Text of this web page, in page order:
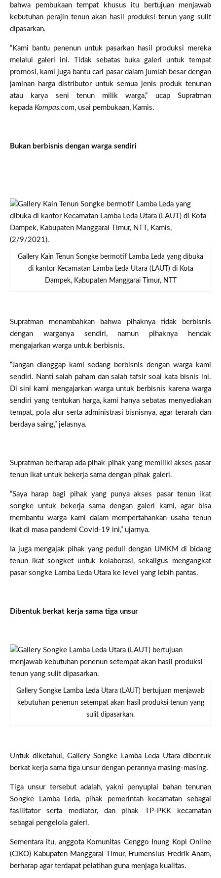
bahwa pembukaan tempat khusus itu bertujuan menjawab
kebutuhan perajin tenun akan hasil produksi tenun yang sulit
dipasarkan.
“Kami bantu penenun untuk pasarkan hasil produksi mereka
melalui galeri ini. Tidak sebatas buka galeri untuk tempat
promosi, kami juga bantu cari pasar dalam jumlah besar dengan
jaminan harga distributor untuk semua jenis produk tenunan
atau karya seni tenun milik warga,” ucap Supratman
kepada Kompas.com, usai pembukaan, Kamis.
Bukan berbisnis dengan warga sendiri
Gallery Kain Tenun Songke bermotif Lamba Leda yang dibuka
di kantor Kecamatan Lamba Leda Utara (LAUT) di Kota
Dampek, Kabupaten Manggarai Timur, NTT
Supratman menambahkan bahwa pihaknya tidak berbisnis
dengan warganya sendiri, namun pihaknya hendak
mengajarkan warga untuk berbisnis.
“Jangan dianggap kami sedang berbisnis dengan warga kami
sendiri. Nanti salah paham dan salah tafsir soal kata bisnis ini.
Di sini kami mengajarkan warga untuk berbisnis karena warga
sendiri yang tentukan harga, kami hanya sebatas menyediakan
tempat, pola alur serta administrasi bisnisnya, agar terarah dan
berdaya saing,” jelasnya.
Supratman berharap ada pihak-pihak yang memiliki akses pasar
tenun ikat untuk bekerja sama dengan pihak galeri.
“Saya harap bagi pihak yang punya akses pasar tenun ikat
songke untuk bekerja sama dengan galeri kami, agar bisa
membantu warga kami dalam mempertahankan usaha tenun
ikat di masa pandemi Covid-19 ini,” ujarnya.
Ia juga mengajak pihak yang peduli dengan UMKM di bidang
tenun ikat songket untuk kolaborasi, sekaligus mengangkat
pasar songke Lamba Leda Utara ke level yang lebih pantas.
Dibentuk berkat kerja sama tiga unsur
Gallery Songke Lamba Leda Utara (LAUT) bertujuan menjawab
kebutuhan penenun setempat akan hasil produksi tenun yang
sulit dipasarkan.
Untuk diketahui, Gallery Songke Lamba Leda Utara dibentuk
berkat kerja sama tiga unsur dengan perannya masing-masing.
Tiga unsur tersebut adalah, yakni penyuplai bahan tenunan
Songke Lamba Leda, pihak pemerintah kecamatan sebagai
fasilitator serta mediator, dan pihak TP-PKK kecamatan
sebagai pengelola galeri.
Sementara itu, anggota Komunitas Cenggo Inung Kopi Online
(CIKO) Kabupaten Manggarai Timur, Frumensius Fredrik Anam,
berharap agar terdapat pelatihan guna menjaga kualitas.